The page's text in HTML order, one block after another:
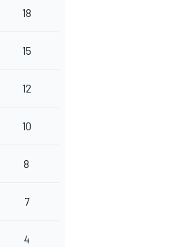
18
15
12
10
8
7
4